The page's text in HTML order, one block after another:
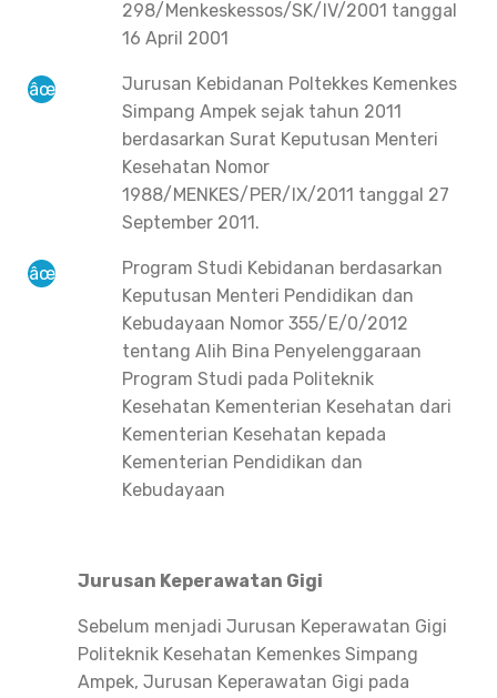
298/Menkeskessos/SK/IV/2001 tanggal
16 April 2001
Jurusan Kebidanan Poltekkes Kemenkes
Simpang Ampek sejak tahun 2011
berdasarkan Surat Keputusan Menteri
Kesehatan Nomor
1988/MENKES/PER/IX/2011 tanggal 27
September 2011.
Program Studi Kebidanan berdasarkan
Keputusan Menteri Pendidikan dan
Kebudayaan Nomor 355/E/0/2012
tentang Alih Bina Penyelenggaraan
Program Studi pada Politeknik
Kesehatan Kementerian Kesehatan dari
Kementerian Kesehatan kepada
Kementerian Pendidikan dan
Kebudayaan
Jurusan Keperawatan Gigi
Sebelum menjadi Jurusan Keperawatan Gigi
Politeknik Kesehatan Kemenkes Simpang
Ampek, Jurusan Keperawatan Gigi pada